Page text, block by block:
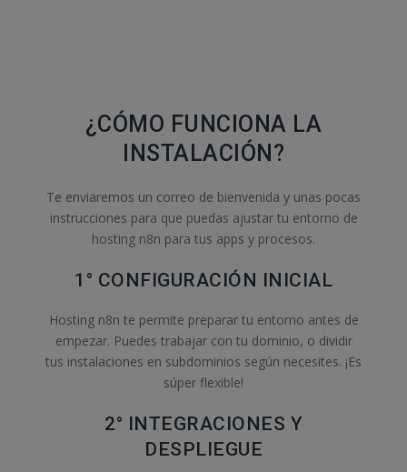
¿CÓMO FUNCIONA LA
INSTALACIÓN?
Te enviaremos un correo de bienvenida y unas pocas
instrucciones para que puedas ajustar tu entorno de
hosting n8n para tus apps y procesos.
1° CONFIGURACIÓN INICIAL
Hosting n8n te permite preparar tu entorno antes de
empezar. Puedes trabajar con tu dominio, o dividir
tus instalaciones en subdominios según necesites. ¡Es
súper flexible!
2° INTEGRACIONES Y
DESPLIEGUE